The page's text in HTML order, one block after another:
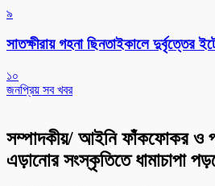
৯
সাতক্ষীরায় গহনা ছিনতাইকালে দুর্বৃত্তের
১০
জনপ্রিয় সব খবর
সম্পাদকীয়/ আইনি ফাঁকফোকর ও
এড়ানোর সংস্কৃতিতে ধামাচাপা